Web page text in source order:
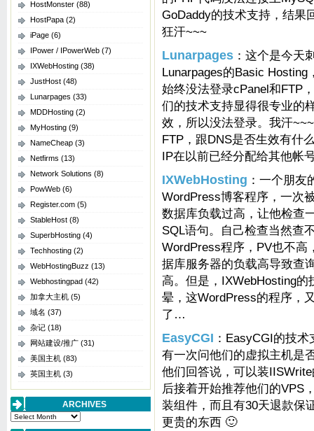
HostMonster (88)
HostPapa (2)
iPage (6)
IPower / IPowerWeb (7)
IXWebHosting (38)
JustHost (48)
Lunarpages (33)
MDDHosting (2)
MyHosting (9)
NameCheap (3)
Netfirms (13)
Network Solutions (8)
PowWeb (6)
Register.com (5)
StableHost (8)
SuperbHosting (4)
Techhosting (2)
WebHostingBuzz (13)
Webhostingpad (42)
加拿大主机 (5)
域名 (37)
杂记 (18)
网站建设/推广 (31)
美国主机 (83)
英国主机 (3)
ARCHIVES
Archives
GoDaddy的技术支持，结果
狂汗~~~
Lunarpages ：这个是今天
Lunarpages的Basic
始终没法登录cPanel和FTP
们的技术支持显得很专业的
效，所以没法登录。我汗
FTP，跟DNS是否生效有什
IP在以前已经分配给其他帐
IXWebHosting ：一个朋友
WordPress博客程序，一次
数据库负载过高，让他检查
SQL语句。自己检查当然查
WordPress程序，PV也不高
据库服务器的负载高导致查
高。但是，IXWebHosting
晕，这WordPress的程序，
了…
EasyCGI ：EasyCGI的技
有一次问他们的虚拟主机是
他们回答说，可以装
后接着开始推荐他们的VPS
装组件，而且有30天退款保
更贵的东西 🙂